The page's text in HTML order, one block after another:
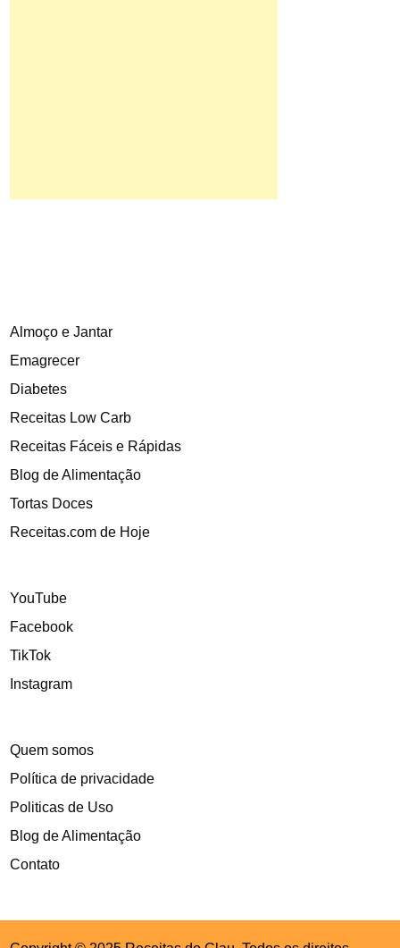
Almoço e Jantar
Emagrecer
Diabetes
Receitas Low Carb
Receitas Fáceis e Rápidas
Blog de Alimentação
Tortas Doces
Receitas.com de Hoje
YouTube
Facebook
TikTok
Instagram
Quem somos
Política de privacidade
Politicas de Uso
Blog de Alimentação
Contato